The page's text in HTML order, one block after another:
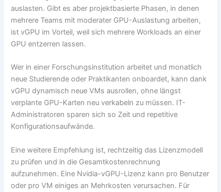
auslasten. Gibt es aber projektbasierte Phasen, in denen
mehrere Teams mit moderater GPU-Auslastung arbeiten,
ist vGPU im Vorteil, weil sich mehrere Workloads an einer
GPU entzerren lassen.
Wer in einer Forschungsinstitution arbeitet und monatlich
neue Studierende oder Praktikanten onboardet, kann dank
vGPU dynamisch neue VMs ausrollen, ohne längst
verplante GPU-Karten neu verkabeln zu müssen. IT-
Administratoren sparen sich so Zeit und repetitive
Konfigurationsaufwände.
Eine weitere Empfehlung ist, rechtzeitig das Lizenzmodell
zu prüfen und in die Gesamtkostenrechnung
aufzunehmen. Eine Nvidia-vGPU-Lizenz kann pro Benutzer
oder pro VM einiges an Mehrkosten verursachen. Für